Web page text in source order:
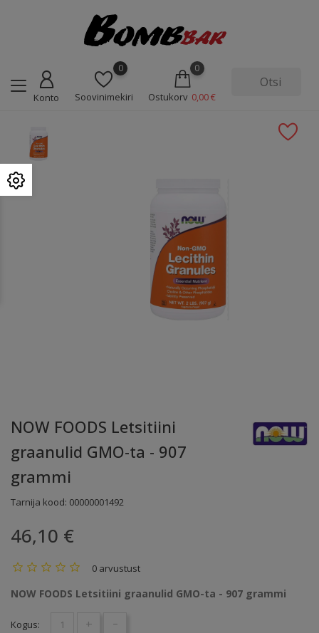
Konto
0
Soovinimekiri
0
Ostukorv 0,00 €
NOW FOODS Letsitiini
graanulid GMO-ta - 907
grammi
Tarnija kood: 00000001492
46,10 €
0 arvustust
NOW FOODS Letsitiini graanulid GMO-ta - 907 grammi
Kogus: + -